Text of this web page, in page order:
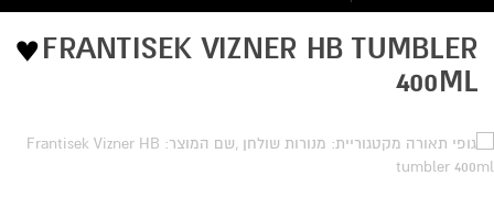
FRANTISEK VIZNER HB TUMBLER
400ML
♥